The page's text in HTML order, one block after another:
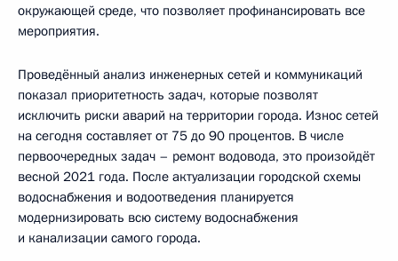
окружающей среде, что позволяет профинансировать все
мероприятия.
Проведённый анализ инженерных сетей и коммуникаций
показал приоритетность задач, которые позволят
исключить риски аварий на территории города. Износ сетей
на сегодня составляет от 75 до 90 процентов. В числе
первоочередных задач – ремонт водовода, это произойдёт
весной 2021 года. После актуализации городской схемы
водоснабжения и водоотведения планируется
модернизировать всю систему водоснабжения
и канализации самого города.